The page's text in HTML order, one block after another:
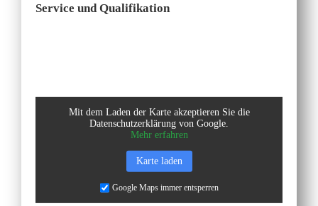
Service und Qualifikation
Mit dem Laden der Karte akzeptieren Sie die
Datenschutzerklärung von Google.
Mehr erfahren
Karte laden
Google Maps immer entsperren